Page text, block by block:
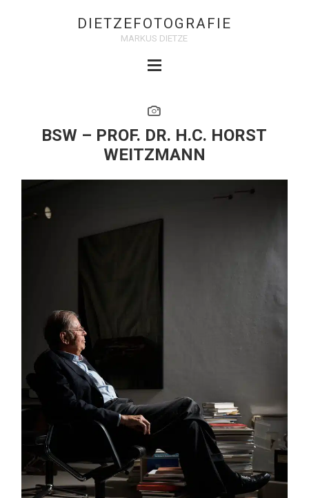
DIETZEFOTOGRAFIE
MARKUS DIETZE
BSW – PROF. DR. H.C. HORST
WEITZMANN